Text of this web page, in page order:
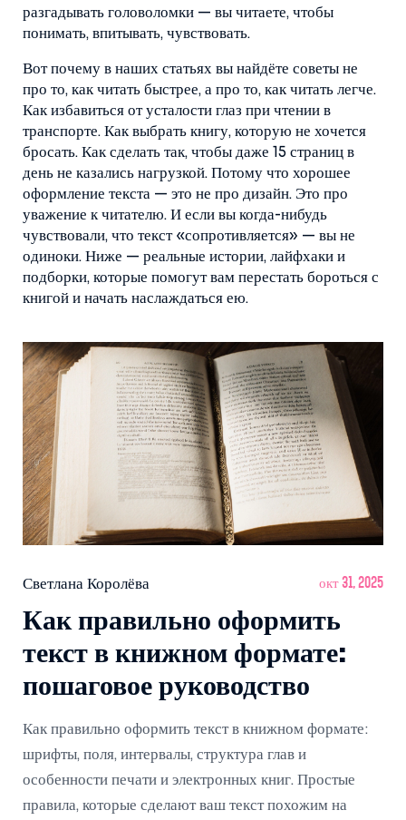
разгадывать головоломки — вы читаете, чтобы
понимать, впитывать, чувствовать.
Вот почему в наших статьях вы найдёте советы не
про то, как читать быстрее, а про то, как читать легче.
Как избавиться от усталости глаз при чтении в
транспорте. Как выбрать книгу, которую не хочется
бросать. Как сделать так, чтобы даже 15 страниц в
день не казались нагрузкой. Потому что хорошее
оформление текста — это не про дизайн. Это про
уважение к читателю. И если вы когда-нибудь
чувствовали, что текст «сопротивляется» — вы не
одиноки. Ниже — реальные истории, лайфхаки и
подборки, которые помогут вам перестать бороться с
книгой и начать наслаждаться ею.
Светлана Королёва окт 31, 2025
Как правильно оформить
текст в книжном формате:
пошаговое руководство
Как правильно оформить текст в книжном формате:
шрифты, поля, интервалы, структура глав и
особенности печати и электронных книг. Простые
правила, которые сделают ваш текст похожим на